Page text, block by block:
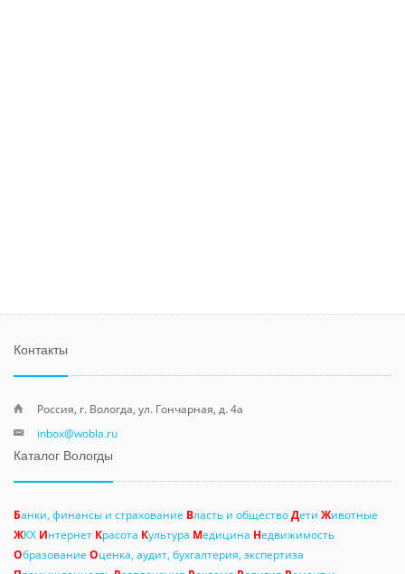
Контакты
Россия, г. Вологда, ул. Гончарная, д. 4а
inbox@wobla.ru
Каталог Вологды
Банки, финансы и страхование Власть и обществоДети Животные
ЖКХ Интернет Красота Культура Медицина Недвижимость
Образование Оценка, аудит, бухгалтерия, экспертиза